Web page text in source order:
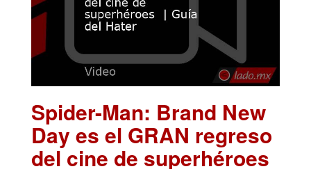
Spider-Man: Brand New
Day es el GRAN regreso
del cine de superhéroes